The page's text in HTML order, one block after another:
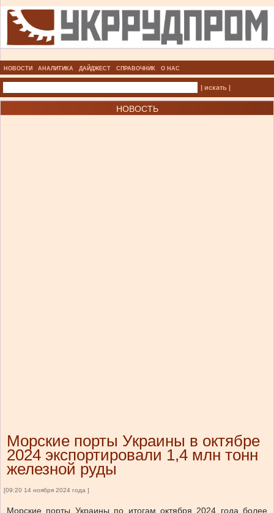
НОВОСТИ АНАЛИТИКА ДАЙДЖЕСТ СПРАВОЧНИК О НАС
| искать |
НОВОСТЬ
Морские порты Украины в октябре
2024 экспортировали 1,4 млн тонн
железной руды
[09:20 14 ноября 2024 года ]
Морские порты Украины по итогам октября 2024 года более